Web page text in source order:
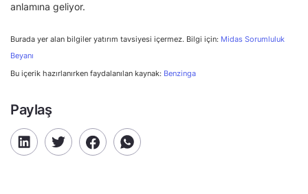
anlamına geliyor.
Burada yer alan bilgiler yatırım tavsiyesi içermez. Bilgi için: Midas Sorumluluk
Beyanı
Bu içerik hazırlanırken faydalanılan kaynak: Benzinga
Paylaş